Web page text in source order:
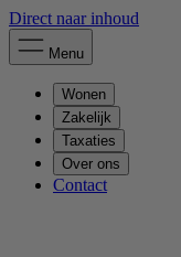
Direct naar inhoud
Menu
Wonen
Zakelijk
Taxaties
Over ons
Contact